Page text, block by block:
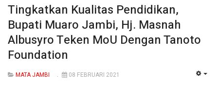
Tingkatkan Kualitas Pendidikan,
Bupati Muaro Jambi, Hj. Masnah
Albusyro Teken MoU Dengan Tanoto
Foundation
MATA JAMBI 08 FEBRUARI 2021